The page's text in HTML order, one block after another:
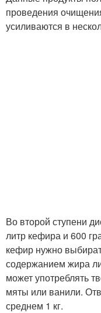
проведения
усиливаются в
Во второй ступени
литр кефира и 600
кефир нужно
содержанием жира
может употреблять
мяты или ванили.
среднем 1 кг.